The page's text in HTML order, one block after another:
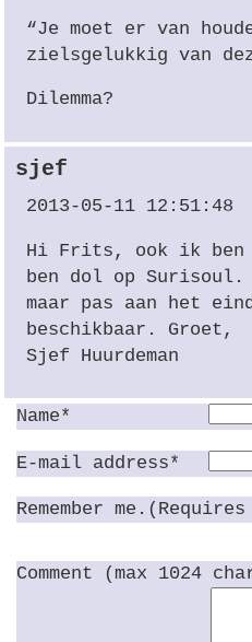
“Je moet er van
zielsgelukkig van
Dilemma?
sjef
2013-05-11 12:51:48
Hi Frits, ook ik ben
ben dol op
maar pas aan het
beschikbaar. Groet,
Sjef Huurdeman
Name*
E-mail address*
Remember
Comment (max 1024